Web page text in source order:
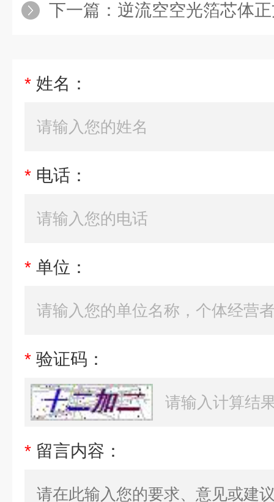
下一篇： 逆流空空光箔芯体
* 姓名：
* 电话：
* 单位：
* 验证码：
* 留言内容：